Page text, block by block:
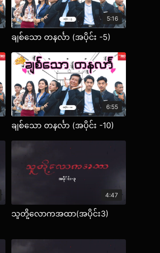
5:16
ချစ်သော တနင်္လာ (အပိုင်း -5)
6:55
ချစ်သော တနင်္လာ (အပိုင်း -10)
4:47
သူတို့လောကအထာ(အပိုင်း3)